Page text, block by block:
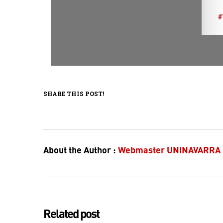
SHARE THIS POST!
About the Author : Webmaster UNINAVARRA
Related post